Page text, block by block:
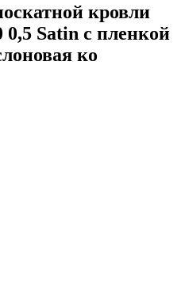
кровли
Satin с пленкой
ко